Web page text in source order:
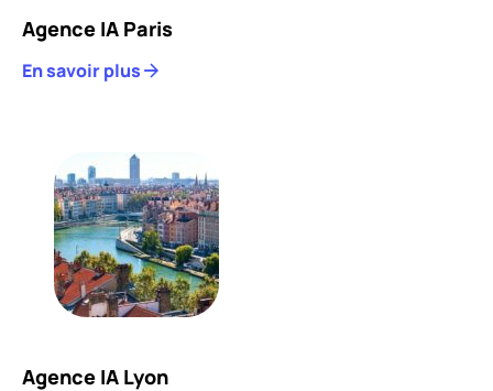
Agence IA Paris
En savoir plus
Agence IA Lyon